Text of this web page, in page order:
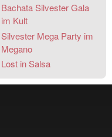
Bachata Silvester Gala
im Kult
Silvester Mega Party im
Megano
Lost in Salsa